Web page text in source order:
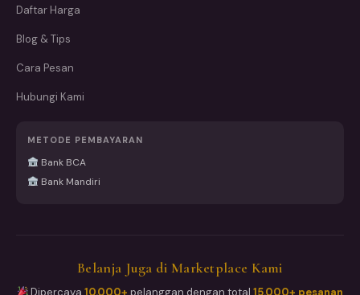
Daftar Harga
Blog & Tips
Cara Pesan
Hubungi Kami
METODE PEMBAYARAN
Bank BCA
Bank Mandiri
Belanja Juga di Marketplace Kami
Dipercaya10.000+ pelanggan dengan total15.000+ pesanan